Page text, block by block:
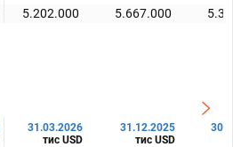
5.202.000 5.667.000
31.03.2026
тис USD
31.12.2025
тис USD